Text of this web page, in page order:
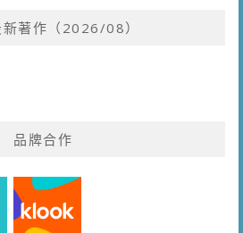
著作（2026/08）
品牌合作